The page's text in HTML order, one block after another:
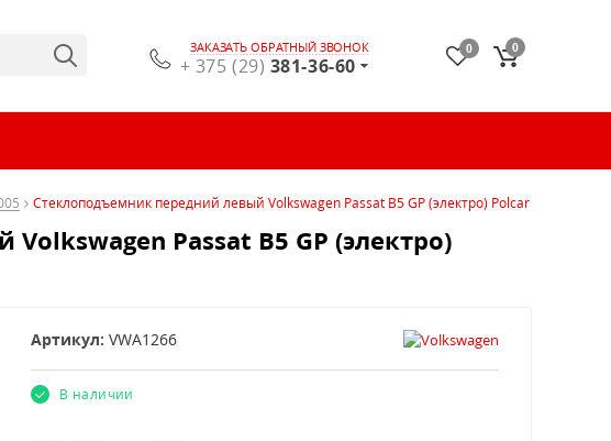
ЗАКАЗАТЬ ОБРАТНЫЙ ЗВОНОК
+ 375 (29) 381-36-60
0 0
Стеклоподъемник передний левый Volkswagen Passat B5 GP (электро) Polcar
Passat B5 GP (электро)
Артикул:VWA1266
В наличии